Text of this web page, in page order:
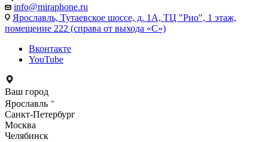
info@miraphone.ru
Ярославль, Тутаевское шоссе, д. 1А, ТЦ "Рио", 1 этаж,
помещение 222 (справа от выхода «С»)
Вконтакте
YouTube
Ваш город
Ярославль
Санкт-Петербург
Москва
Челябинск